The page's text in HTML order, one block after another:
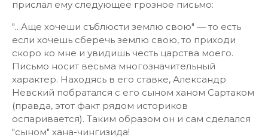
прислал ему следующее грозное письмо:
"…Аще хочеши съблюсти землю свою" — то есть
если хочешь сберечь землю свою, то приходи
скоро ко мне и увидишь честь царства моего.
Письмо носит весьма многозначительный
характер. Находясь в его ставке, Александр
Невский побратался с его сыном ханом Сартаком
(правда, этот факт рядом историков
оспаривается). Таким образом он и сам сделался
"сыном" хана-чингизида!